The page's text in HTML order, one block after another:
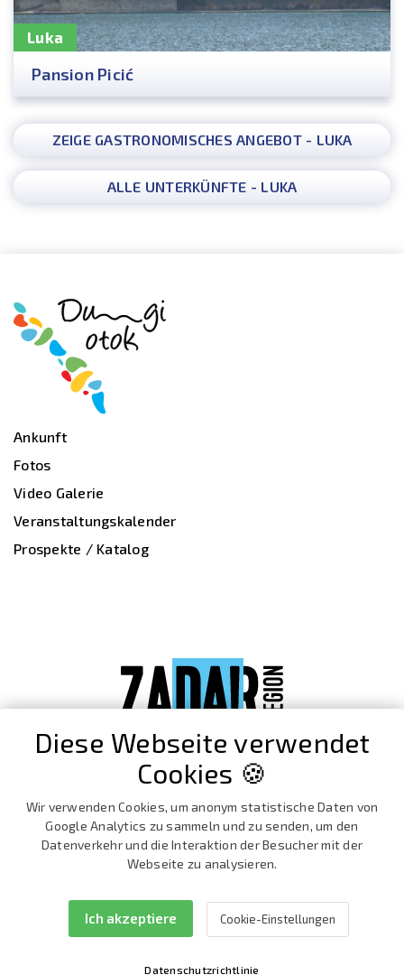
Luka
Pansion Picić
ZEIGE GASTRONOMISCHES ANGEBOT - LUKA
ALLE UNTERKÜNFTE - LUKA
Ankunft
Fotos
Video Galerie
Veranstaltungskalender
Prospekte / Katalog
Instagram
Diese Webseite verwendet
Cookies 🍪
Wir verwenden Cookies, um anonym statistische Daten von
Google Analytics zu sammeln und zu senden, um den
Datenverkehr und die Interaktion der Besucher mit der
Webseite zu analysieren.
Datenschutzrichtlinie
Ich akzeptiere Cookie-Einstellungen